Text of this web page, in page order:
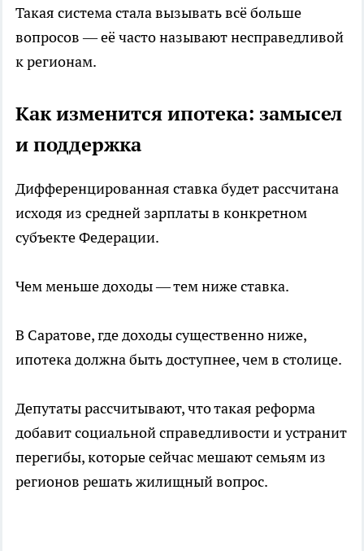
Такая система стала вызывать всё больше
вопросов — её часто называют несправедливой
к регионам.
Как изменится ипотека: замысел
и поддержка
Дифференцированная ставка будет рассчитана
исходя из средней зарплаты в конкретном
субъекте Федерации.
Чем меньше доходы — тем ниже ставка.
В Саратове, где доходы существенно ниже,
ипотека должна быть доступнее, чем в столице.
Депутаты рассчитывают, что такая реформа
добавит социальной справедливости и устранит
перегибы, которые сейчас мешают семьям из
регионов решать жилищный вопрос.